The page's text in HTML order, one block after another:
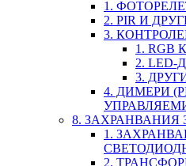
1.
2. PIR И
3.
1. RGB
2.
3.
4. ДИМЕРИ
8. ЗАХРАНВАНИЯ
1.
2.